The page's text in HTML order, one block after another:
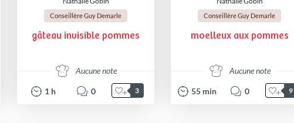
Conseillère Guy Demarle
gâteau invisible pommes
Aucune note
1 h 0 3
Conseillère Guy Demarle
moelleux aux pommes
Aucune note
55 min 0 9